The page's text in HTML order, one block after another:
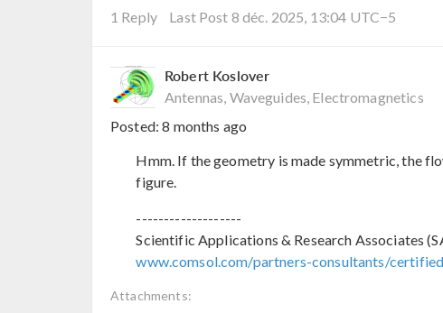
1 Reply Last Post 8 déc. 2025, 13:04 UTC−5
Robert Koslover
Antennas, Waveguides, Electromagnetics
Posted:8 months ago
Hmm. If the geometry is made symmetric, the
figure.
-------------------
Scientific Applications & Research Associates
www.comsol.com/partners-consultants/
Attachments: